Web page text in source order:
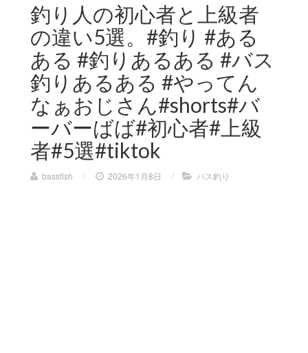
釣り人の初心者と上級者
の違い5選。#釣り #ある
ある #釣りあるある #バス
釣りあるある #やってん
なぁおじさん#shorts#バ
ーバーばば#初心者#上級
者#5選#tiktok
bassfish / 2026年1月8日 / バス釣り